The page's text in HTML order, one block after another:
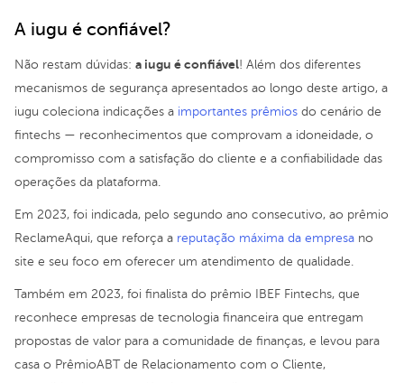
A iugu é confiável?
Não restam dúvidas: a iugu é confiável! Além dos diferentes
mecanismos de segurança apresentados ao longo deste artigo, a
iugu coleciona indicações a importantes prêmios do cenário de
fintechs — reconhecimentos que comprovam a idoneidade, o
compromisso com a satisfação do cliente e a confiabilidade das
operações da plataforma.
Em 2023, foi indicada, pelo segundo ano consecutivo, ao prêmio
ReclameAqui, que reforça a reputação máxima da empresa no
site e seu foco em oferecer um atendimento de qualidade.
Também em 2023, foi finalista do prêmio IBEF Fintechs, que
reconhece empresas de tecnologia financeira que entregam
propostas de valor para a comunidade de finanças, e levou para
casa o PrêmioABT de Relacionamento com o Cliente,